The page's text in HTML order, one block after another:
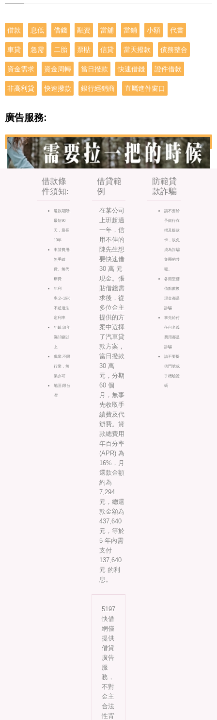
借款 息低 借錢 融資 當舖 當鋪 小額 代書
車貸 急需 二胎 票貼 信貸 當天撥款 債務整合
資金需求 資金周轉 當日撥款 快速借錢 證件借款
非高利貸 快速撥款 銀行經銷商 直屬進件窗口
廣告服務:
借款條
件須知:
還款期限:
最短90
天，最長
10年
申請費用:
無手續
費、無代
辦費
年利
率:2~16%
不超過法
定利率
年齡:須年
滿18歲以
上
職業:不限
行業，無
業亦可
地區:限台
灣
借貸範
例
在某公司
上班超過
一年，信
用不佳的
陳先生想
要快速借
30 萬 元
現金。張
貼借錢需
求後，從
多位金主
提供的方
案中選擇
了汽車貸
款方案，
當日撥款
30 萬
元，分期
60 個
月，無事
先收取手
續費及代
辦費。貸
款總費用
年百分率
(APR) 為
16%，月
還款金額
約為
7,294
元，總還
款金額為
437,640
元，等於
5 年內需
支付
137,640
元 的利
息。
防範貸
款詐騙
請不要給
予銀行存
摺及提款
卡，以免
成為詐騙
集團的共
犯。
各類型儲
值點數換
現金都是
詐騙
事先給付
任何名義
費用都是
詐騙
請不要提
供門號或
手機驗證
碼
5197
快借
網僅
提供
借貸
廣告
服
務，
不對
金主
合法
性背